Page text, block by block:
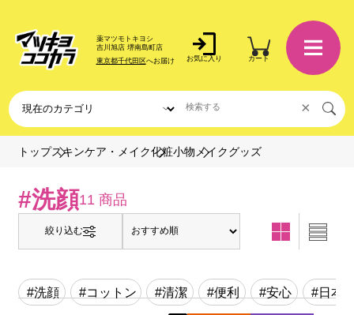
薬マツモトキヨシ
吉川旭店 堺南島町店
東京都千代田区へお届け お気に入り カート
×
トップスキンケア・メイク化粧小物 メイクグッズ
#洗顔11 商品
絞り込む
#洗顔 #コットン #清潔 #便利 #安心 #日本